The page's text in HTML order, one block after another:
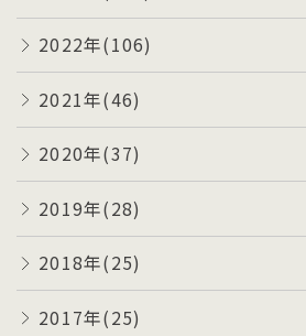
2022年(106)
2021年(46)
2020年(37)
2019年(28)
2018年(25)
2017年(25)